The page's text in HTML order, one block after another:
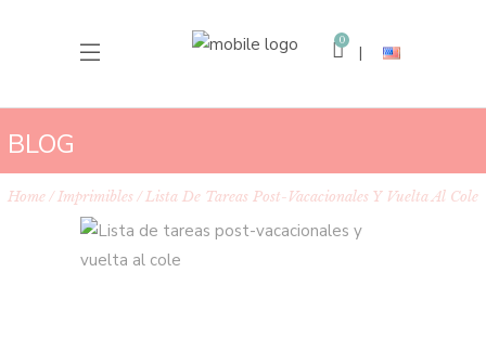
0
BLOG
Home Imprimibles Lista De Tareas Post-Vacacionales Y Vuelta Al Cole